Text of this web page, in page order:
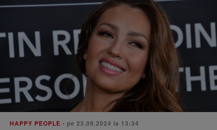
HAPPY PEOPLE • pe 23.09.2024 la 13:34